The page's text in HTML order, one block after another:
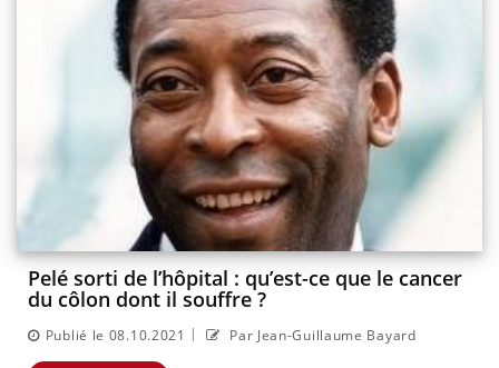
Pelé sorti de l’hôpital : qu’est-ce que le cancer
du côlon dont il souffre ?
Publié le 08.10.2021 | Par Jean-Guillaume Bayard